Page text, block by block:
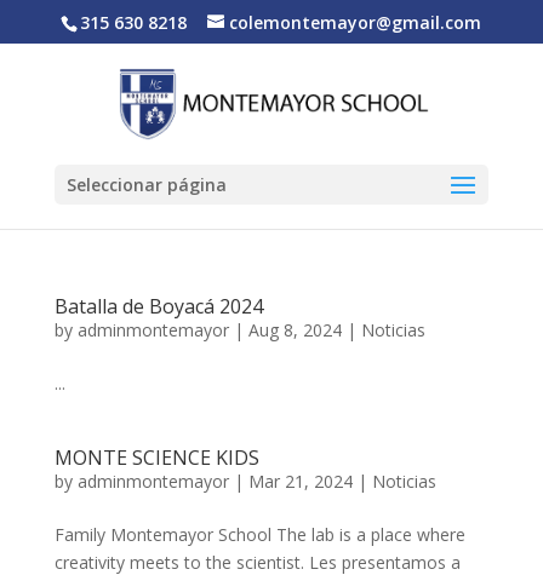
315 630 8218 colemontemayor@gmail.com
Seleccionar página
Batalla de Boyacá 2024
by adminmontemayor| Aug 8, 2024| Noticias
...
MONTE SCIENCE KIDS
by adminmontemayor| Mar 21, 2024| Noticias
Family Montemayor School The lab is a place where
creativity meets to the scientist. Les presentamos a